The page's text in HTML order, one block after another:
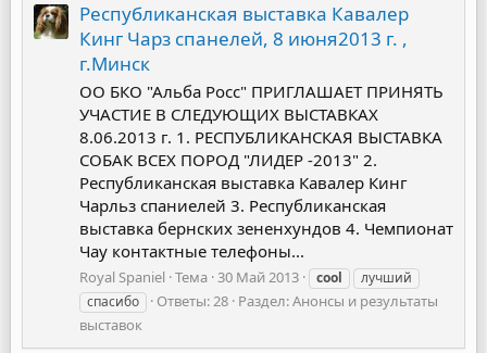
Республиканская выставка Кавалер
Кинг Чарз спанелей, 8 июня2013 г. ,
г.Минск
ОО БКО "Альба Росс" ПРИГЛАШАЕТ ПРИНЯТЬ
УЧАСТИЕ В СЛЕДУЮЩИХ ВЫСТАВКАХ
8.06.2013 г. 1. РЕСПУБЛИКАНСКАЯ ВЫСТАВКА
СОБАК ВСЕХ ПОРОД "ЛИДЕР -2013" 2.
Республиканская выставка Кавалер Кинг
Чарльз спаниелей 3. Республиканская
выставка бернских зененхундов 4. Чемпионат
Чау контактные телефоны...
Royal Spaniel Тема 30 Май 2013 cool
лучший
спасибо
Ответы: 28 Раздел:Анонсы и результаты
выставок